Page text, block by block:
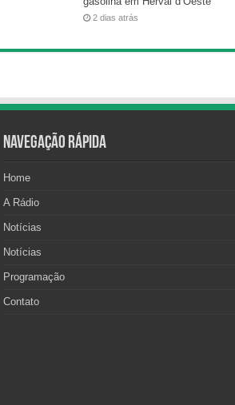
2 dias atrás
Navegação Rápida
Home
A Rádio
Notícias
Notícias
Programação
Contato